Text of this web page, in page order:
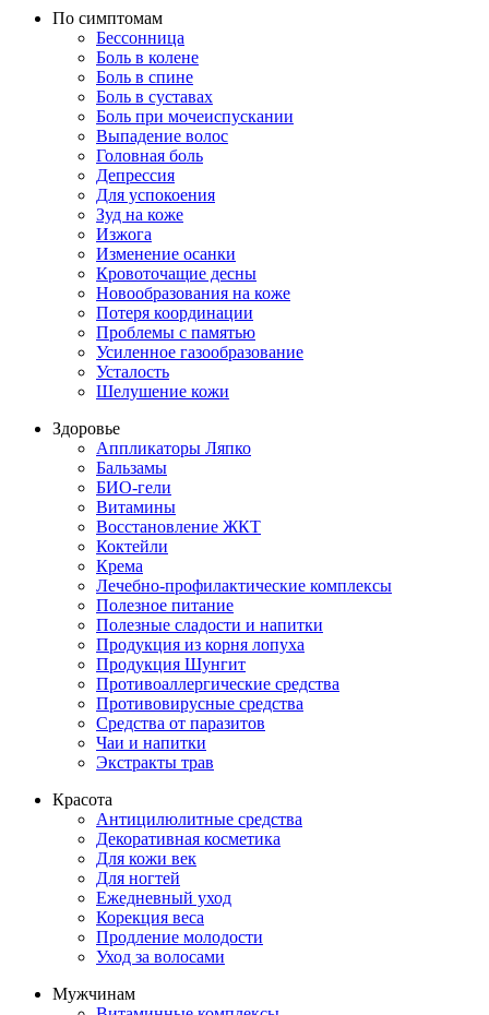
По симптомам
Бессонница
Боль в колене
Боль в спине
Боль в суставах
Боль при мочеиспускании
Выпадение волос
Головная боль
Депрессия
Для успокоения
Зуд на коже
Изжога
Изменение осанки
Кровоточащие десны
Новообразования на коже
Потеря координации
Проблемы с памятью
Усиленное газообразование
Усталость
Шелушение кожи
Здоровье
Аппликаторы Ляпко
Бальзамы
БИО-гели
Витамины
Восстановление ЖКТ
Коктейли
Крема
Лечебно-профилактические комплексы
Полезное питание
Полезные сладости и напитки
Продукция из корня лопуха
Продукция Шунгит
Противоаллергические средства
Противовирусные средства
Средства от паразитов
Чаи и напитки
Экстракты трав
Красота
Антицилюлитные средства
Декоративная косметика
Для кожи век
Для ногтей
Ежедневный уход
Корекция веса
Продление молодости
Уход за волосами
Мужчинам